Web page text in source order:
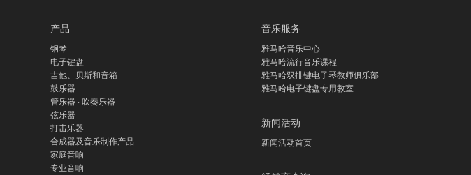
产品
钢琴
电子键盘
吉他、贝斯和音箱
鼓乐器
管乐器 · 吹奏乐器
弦乐器
打击乐器
合成器及音乐制作产品
家庭音响
专业音响
音乐服务
雅马哈音乐中心
雅马哈流行音乐课程
雅马哈双排键电子琴教师俱乐部
雅马哈电子键盘专用教室
新闻活动
新闻活动首页